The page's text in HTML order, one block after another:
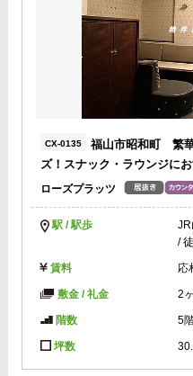
CX-0135
福山市昭和町 繁
ズ！スナック・ラウンジに
ローズプラッツ
駅 / 駅歩
JR
/
賃料 応
敷金 / 礼金 2
階数 5
坪数